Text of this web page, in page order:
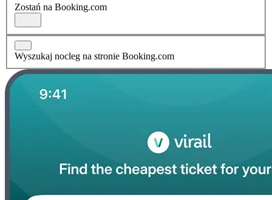
Zostań na Booking.com
Wyszukaj nocleg na stronie Booking.com